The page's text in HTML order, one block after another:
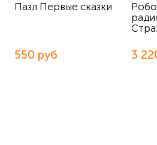
Пазл Первые сказки
550 руб 3